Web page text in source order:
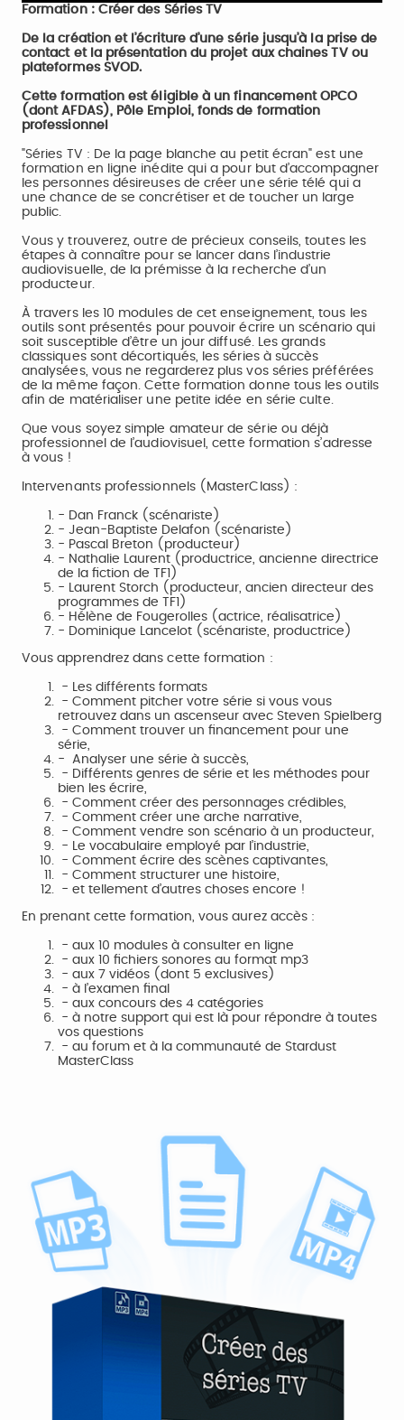
Formation : Créer des Séries TV
De la création et l’écriture d’une série jusqu’à la prise de
contact et la présentation du projet aux chaines TV ou
plateformes SVOD.
Cette formation est éligible à un financement OPCO
(dont AFDAS), Pôle Emploi, fonds de formation
professionnel
"Séries TV : De la page blanche au petit écran" est une
formation en ligne inédite qui a pour but d’accompagner
les personnes désireuses de créer une série télé qui a
une chance de se concrétiser et de toucher un large
public.
Vous y trouverez, outre de précieux conseils, toutes les
étapes à connaître pour se lancer dans l’industrie
audiovisuelle, de la prémisse à la recherche d’un
producteur.
À travers les 10 modules de cet enseignement, tous les
outils sont présentés pour pouvoir écrire un scénario qui
soit susceptible d’être un jour diffusé. Les grands
classiques sont décortiqués, les séries à succès
analysées, vous ne regarderez plus vos séries préférées
de la même façon. Cette formation donne tous les outils
afin de matérialiser une petite idée en série culte.
Que vous soyez simple amateur de série ou déjà
professionnel de l’audiovisuel, cette formation s’adresse
à vous !
Intervenants professionnels (MasterClass) :
- Dan Franck (scénariste)
- Jean-Baptiste Delafon (scénariste)
- Pascal Breton (producteur)
- Nathalie Laurent (productrice, ancienne directrice
de la fiction de TF1)
- Laurent Storch (producteur, ancien directeur des
programmes de TF1)
- Hélène de Fougerolles (actrice, réalisatrice)
- Dominique Lancelot (scénariste, productrice)
Vous apprendrez dans cette formation :
- Les différents formats
- Comment pitcher votre série si vous vous
retrouvez dans un ascenseur avec Steven Spielberg
- Comment trouver un financement pour une
série,
- Analyser une série à succès,
- Différents genres de série et les méthodes pour
bien les écrire,
- Comment créer des personnages crédibles,
- Comment créer une arche narrative,
- Comment vendre son scénario à un producteur,
- Le vocabulaire employé par l’industrie,
- Comment écrire des scènes captivantes,
- Comment structurer une histoire,
- et tellement d’autres choses encore !
En prenant cette formation, vous aurez accès :
- aux 10 modules à consulter en ligne
- aux 10 fichiers sonores au format mp3
- aux 7 vidéos (dont 5 exclusives)
- à l’examen final
- aux concours des 4 catégories
- à notre support qui est là pour répondre à toutes
vos questions
- au forum et à la communauté de Stardust
MasterClass